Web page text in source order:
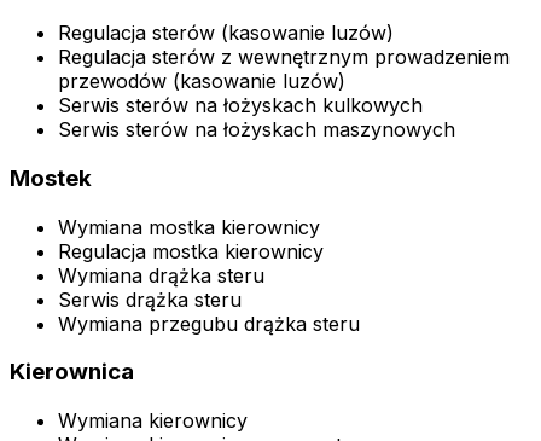
Regulacja sterów (kasowanie luzów)
Regulacja sterów z wewnętrznym prowadzeniem
przewodów (kasowanie luzów)
Serwis sterów na łożyskach kulkowych
Serwis sterów na łożyskach maszynowych
Mostek
Wymiana mostka kierownicy
Regulacja mostka kierownicy
Wymiana drążka steru
Serwis drążka steru
Wymiana przegubu drążka steru
Kierownica
Wymiana kierownicy